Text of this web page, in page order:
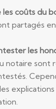
coûts du
partagés
les
notaire sont
explications